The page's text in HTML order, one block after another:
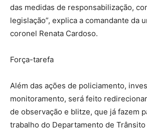
das medidas de responsabilização,
legislação”, explica a comandante da
coronel Renata Cardoso.
Força-tarefa
Além das ações de policiamento,
monitoramento, será feito
de observação e blitze, que já fazem
trabalho do Departamento de